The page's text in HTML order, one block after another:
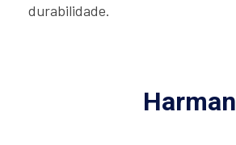
durabilidade.
Harman